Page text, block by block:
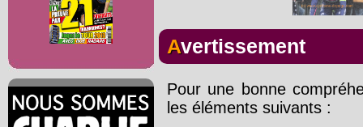
Avertissement
Pour une bonne
les éléments suivants :